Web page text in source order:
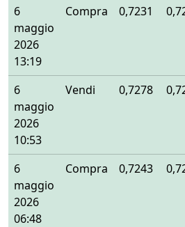
6
maggio
2026
13:19
Compra 0,7231
6
maggio
2026
10:53
Vendi 0,7278
6
maggio
2026
06:48
Compra 0,7243